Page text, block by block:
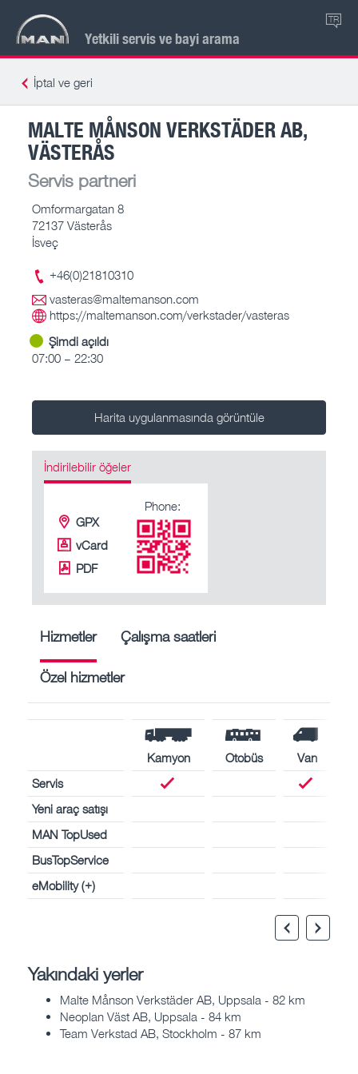
Yetkili servis ve bayi arama
TR
İptal ve geri
MALTE MÅNSON VERKSTÄDER AB,
VÄSTERÅS
Servis partneri
Omformargatan 8
72137 Västerås
İsveç
+46(0)21810310
vasteras@maltemanson.com
https://maltemanson.com/verkstader/vasteras
Şimdi açıldı
07:00 – 22:30
Harita uygulanmasında görüntüle
İndirilebilir öğeler
GPX
vCard
PDF
Phone:
Hizmetler Çalışma saatleri
Özel hizmetler
Kamyon Otobüs
Van
Servis
Yeni araç satışı
MAN TopUsed
BusTopService
eMobility (+)
Yakındaki yerler
Malte Månson Verkstäder AB, Uppsala - 82 km
Neoplan Väst AB, Uppsala - 84 km
Team Verkstad AB, Stockholm - 87 km